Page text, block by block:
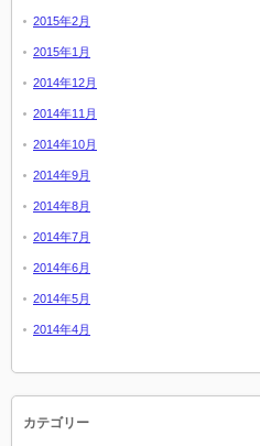
2015年2月
2015年1月
2014年12月
2014年11月
2014年10月
2014年9月
2014年8月
2014年7月
2014年6月
2014年5月
2014年4月
カテゴリー